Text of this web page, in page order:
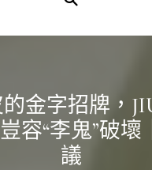
金字招牌，
容“李鬼”破壞
議